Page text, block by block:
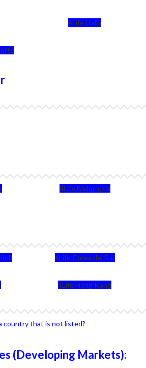
4Life Italia
4Life Bielorrusia
4Life Corea del Sur
4Life Hong Kong
country that is not listed?
(Developing Markets):